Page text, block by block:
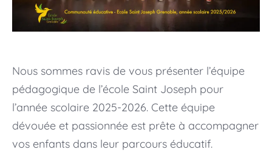
Nous sommes ravis de vous présenter l’équipe
pédagogique de l’école Saint Joseph pour
l’année scolaire 2025-2026. Cette équipe
dévouée et passionnée est prête à accompagner
vos enfants dans leur parcours éducatif.